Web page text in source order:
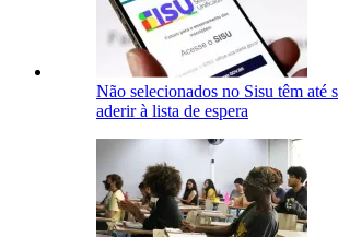
Não selecionados no Sisu têm até
aderir à lista de espera